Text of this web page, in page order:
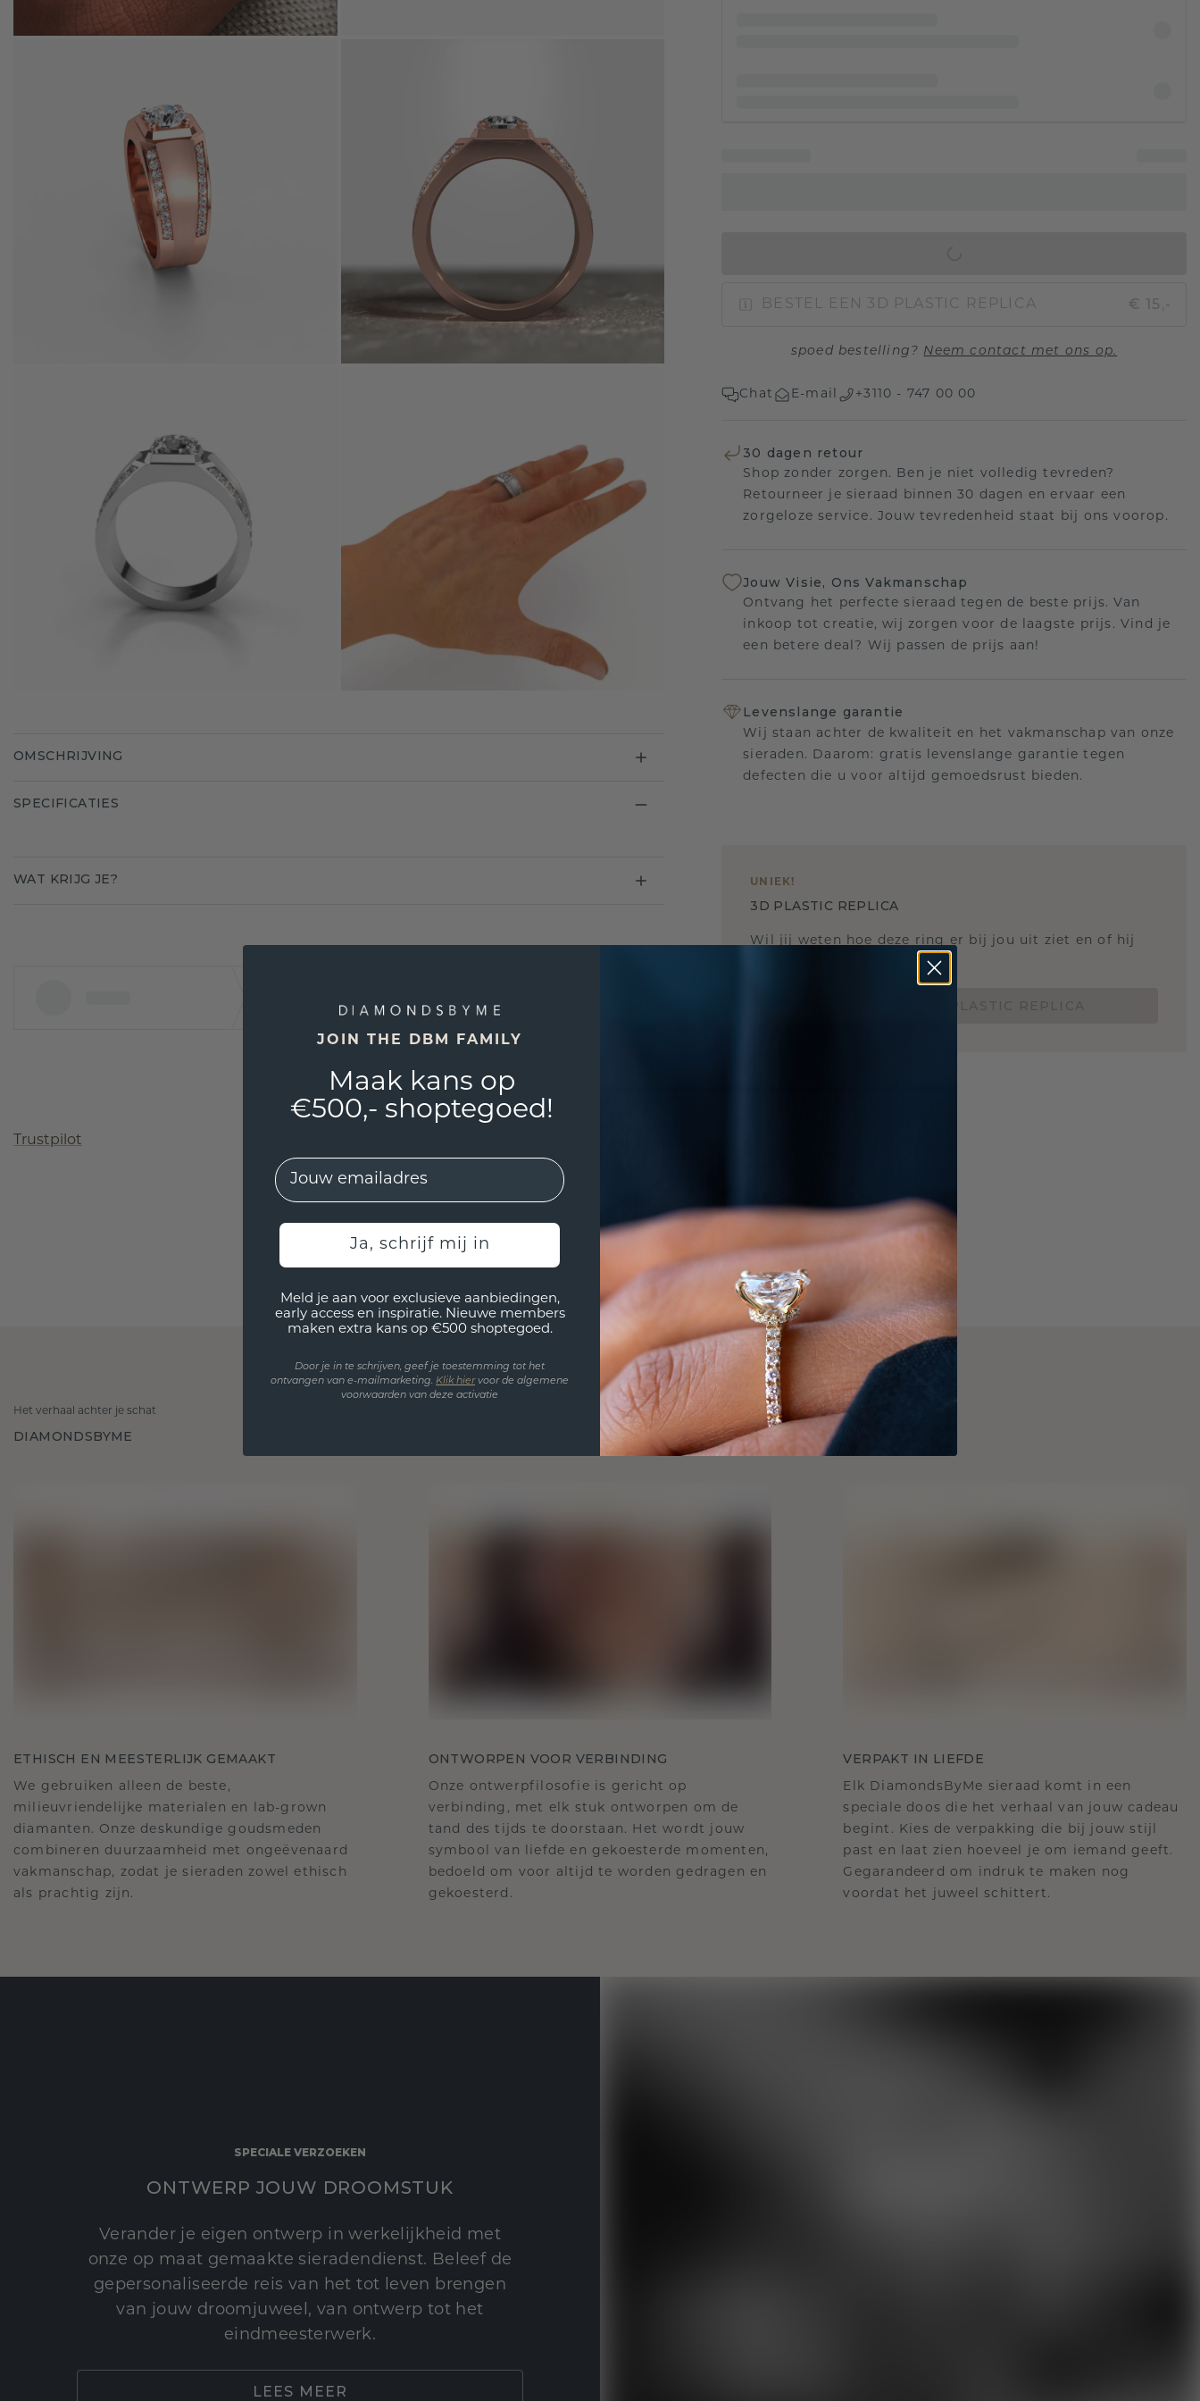
BESTEL EEN 3D PLASTIC REPLICA € 15,-
spoed bestelling? Neem contact met ons op.
Chat E-mail +3110 - 747 00 00
30 dagen retour
Shop zonder zorgen. Ben je niet volledig tevreden?
Retourneer je sieraad binnen 30 dagen en ervaar een
zorgeloze service. Jouw tevredenheid staat bij ons voorop.
Jouw Visie, Ons Vakmanschap
Ontvang het perfecte sieraad tegen de beste prijs. Van
inkoop tot creatie, wij zorgen voor de laagste prijs. Vind je
een betere deal? Wij passen de prijs aan!
Levenslange garantie
Wij staan achter de kwaliteit en het vakmanschap van onze
sieraden. Daarom: gratis levenslange garantie tegen
defecten die u voor altijd gemoedsrust bieden.
UNIEK!
3D PLASTIC REPLICA
Wil jij weten hoe deze ring er bij jou uit ziet en of hij
past? Nu vanaf slechts €15,-
OMSCHRIJVING
SPECIFICATIES
WAT KRIJG JE?
Trustpilot
Het verhaal achter je schat
DIAMONDSBYME
ETHISCH EN MEESTERLIJK GEMAAKT
We gebruiken alleen de beste,
milieuvriendelijke materialen en lab-grown
diamanten. Onze deskundige goudsmeden
combineren duurzaamheid met ongeëvenaard
vakmanschap, zodat je sieraden zowel ethisch
als prachtig zijn.
ONTWORPEN VOOR VERBINDING
Onze ontwerpfilosofie is gericht op
verbinding, met elk stuk ontworpen om de
tand des tijds te doorstaan. Het wordt jouw
symbool van liefde en gekoesterde momenten,
bedoeld om voor altijd te worden gedragen en
gekoesterd.
VERPAKT IN LIEFDE
Elk DiamondsByMe sieraad komt in een
speciale doos die het verhaal van jouw cadeau
begint. Kies de verpakking die bij jouw stijl
past en laat zien hoeveel je om iemand geeft.
Gegarandeerd om indruk te maken nog
voordat het juweel schittert.
SPECIALE VERZOEKEN
ONTWERP JOUW DROOMSTUK
Verander je eigen ontwerp in werkelijkheid met
onze op maat gemaakte sieradendienst. Beleef de
gepersonaliseerde reis van het tot leven brengen
van jouw droomjuweel, van ontwerp tot het
eindmeesterwerk.
LEES MEER
JOIN THE DBM FAMILY
Maak kans op
€500,- shoptegoed!
EMail
Ja, schrijf mij in
Meld je aan voor exclusieve aanbiedingen,
early access en inspiratie. Nieuwe members
maken extra kans op €500 shoptegoed.
Door je in te schrijven, geef je toestemming tot het
ontvangen van e-mailmarketing. Klik hiervoor de algemene
voorwaarden van deze activatie